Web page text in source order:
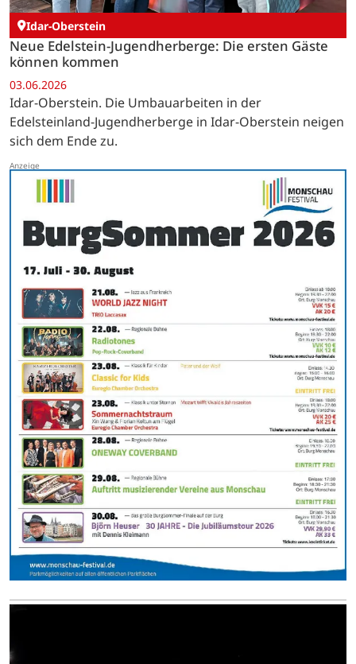
Idar-Oberstein
Neue Edelstein-Jugendherberge: Die ersten Gäste
können kommen
03.06.2026
Idar-Oberstein. Die Umbauarbeiten in der
Edelsteinland-Jugendherberge in Idar-Oberstein neigen
sich dem Ende zu.